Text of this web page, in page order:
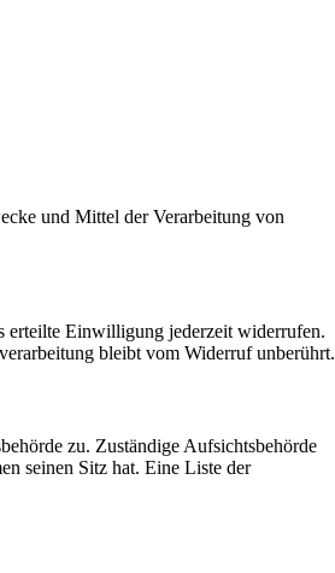
und Mittel der Verarbeitung von
erteilte Einwilligung jederzeit widerrufen.
bleibt vom Widerruf unberührt.
zu. Zuständige Aufsichtsbehörde
seinen Sitz hat. Eine Liste der